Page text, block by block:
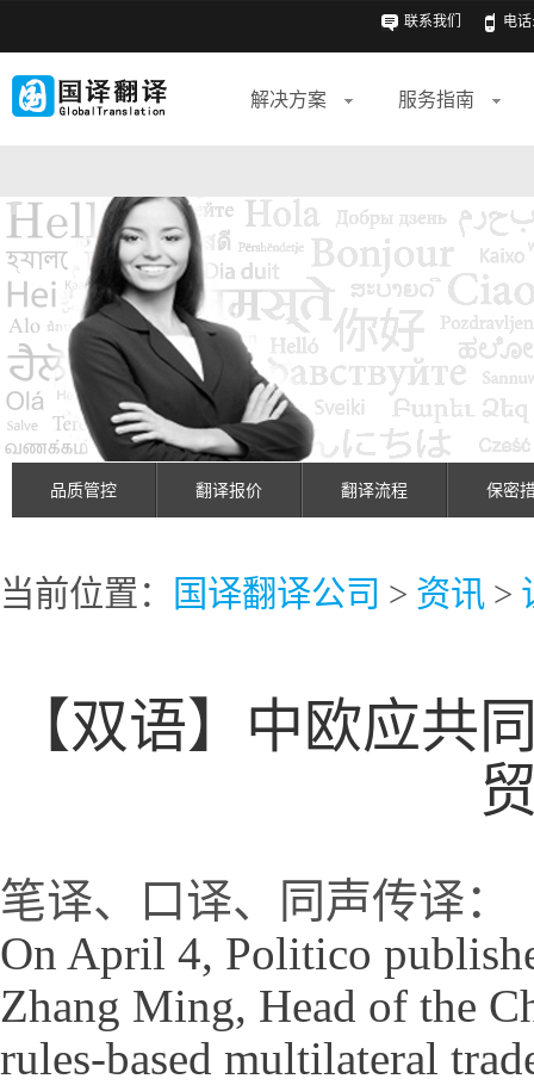
联系我们 电话
解决方案 服务指南
品质管控 翻译报价 翻译流程 保密
当前位置： 国译翻译公司 > 资讯 >
【双语】中欧应共
笔译、口译、同声传译：
On April 4, Politico
Zhang Ming, Head of the
rules-based multilateral